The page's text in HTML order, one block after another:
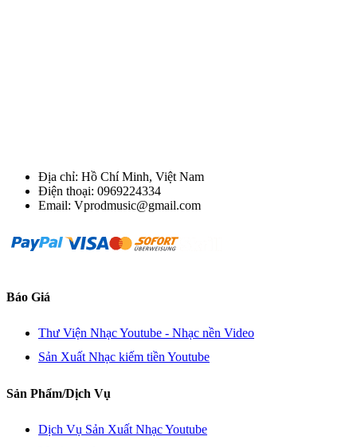
Địa chỉ: Hồ Chí Minh, Việt Nam
Điện thoại: 0969224334
Email: Vprodmusic@gmail.com
Báo Giá
Thư Viện Nhạc Youtube - Nhạc nền Video
Sản Xuất Nhạc kiếm tiền Youtube
Sản Phẩm/Dịch Vụ
Dịch Vụ Sản Xuất Nhạc Youtube